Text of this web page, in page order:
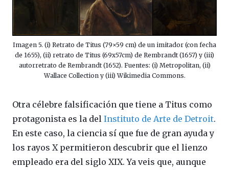
Imagen 5. (i) Retrato de Titus (79×59 cm) de un imitador (con fecha
de 1655), (ii) retrato de Titus (69x57cm) de Rembrandt (1657) y (iii)
autorretrato de Rembrandt (1652). Fuentes: (i) Metropolitan, (ii)
Wallace Collection y (iii) Wikimedia Commons.
Otra célebre falsificación que tiene a Titus como
protagonista es la del Instituto de Arte de Detroit.
En este caso, la ciencia sí que fue de gran ayuda y
los rayos X permitieron descubrir que el lienzo
empleado era del siglo XIX. Ya veis que, aunque